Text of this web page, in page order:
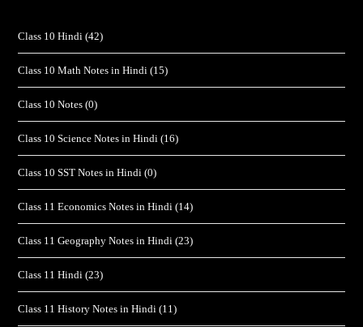
Class 10 Hindi (42)
Class 10 Math Notes in Hindi (15)
Class 10 Notes (0)
Class 10 Science Notes in Hindi (16)
Class 10 SST Notes in Hindi (0)
Class 11 Economics Notes in Hindi (14)
Class 11 Geography Notes in Hindi (23)
Class 11 Hindi (23)
Class 11 History Notes in Hindi (11)